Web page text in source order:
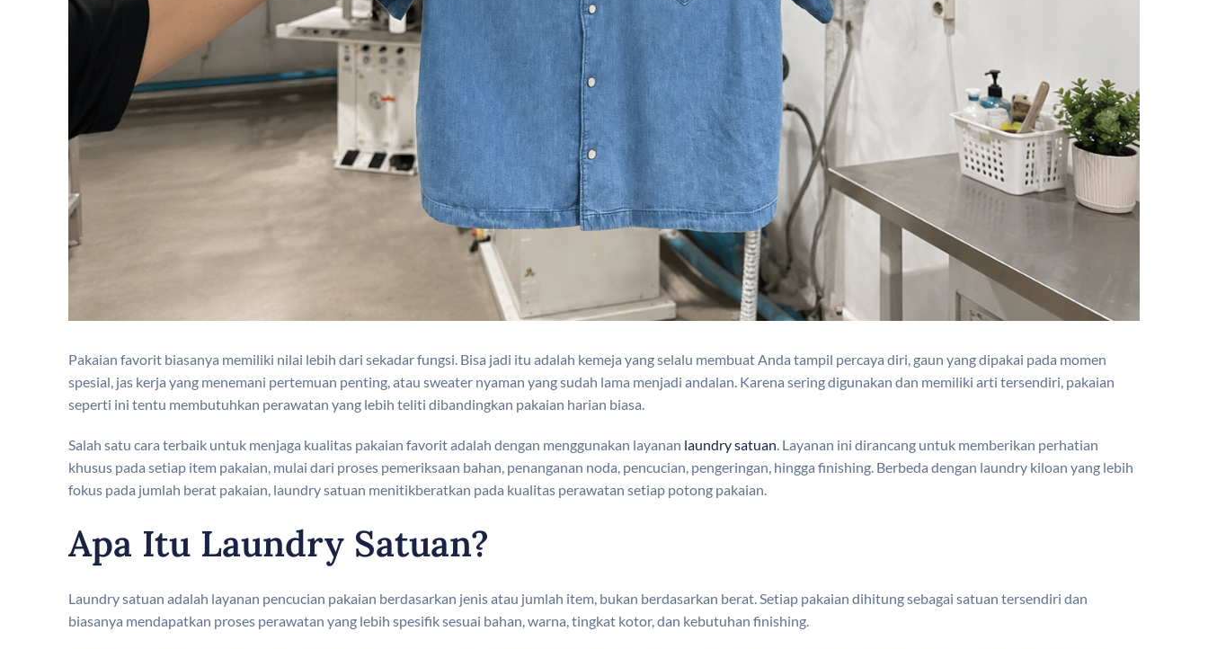
Pakaian favorit biasanya memiliki nilai lebih dari sekadar fungsi. Bisa jadi itu adalah kemeja yang selalu membuat Anda tampil percaya diri, gaun yang dipakai pada momen
spesial, jas kerja yang menemani pertemuan penting, atau sweater nyaman yang sudah lama menjadi andalan. Karena sering digunakan dan memiliki arti tersendiri, pakaian
seperti ini tentu membutuhkan perawatan yang lebih teliti dibandingkan pakaian harian biasa.
Salah satu cara terbaik untuk menjaga kualitas pakaian favorit adalah dengan menggunakan layanan laundry satuan. Layanan ini dirancang untuk memberikan perhatian
khusus pada setiap item pakaian, mulai dari proses pemeriksaan bahan, penanganan noda, pencucian, pengeringan, hingga finishing. Berbeda dengan laundry kiloan yang lebih
fokus pada jumlah berat pakaian, laundry satuan menitikberatkan pada kualitas perawatan setiap potong pakaian.
Apa Itu Laundry Satuan?
Laundry satuan adalah layanan pencucian pakaian berdasarkan jenis atau jumlah item, bukan berdasarkan berat. Setiap pakaian dihitung sebagai satuan tersendiri dan
biasanya mendapatkan proses perawatan yang lebih spesifik sesuai bahan, warna, tingkat kotor, dan kebutuhan finishing.